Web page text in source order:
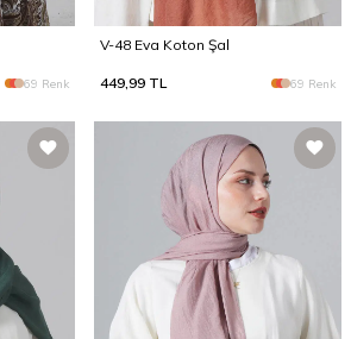
69 Renk
V-48 Eva Koton Şal
449,99 TL 69 Renk